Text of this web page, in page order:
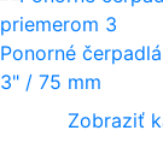
Ponorné
3" / 75 mm
Zobraziť